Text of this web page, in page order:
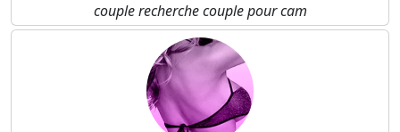
couple recherche couple pour cam